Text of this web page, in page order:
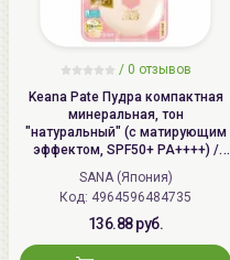
/ 0 отзывов
Keana Pate Пудра компактная
минеральная, тон
"натуральный" (с матирующим
эффектом, SPF50+ PA++++) /
SANA PORE PUTTY BB Mineral
Powder
SANA (Япония)
Код: 4964596484735
136.88 руб.